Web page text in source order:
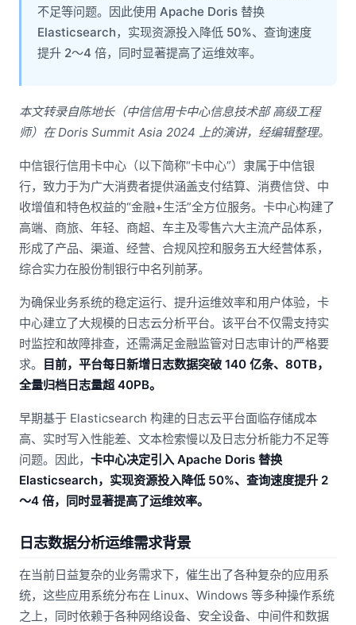
不足等问题。因此使用 Apache Doris 替换
Elasticsearch，实现资源投入降低 50%、查询速度
提升 2～4 倍，同时显著提高了运维效率。
本文转录自陈地长（中信信用卡中心信息技术部 高级工程
师）在 Doris Summit Asia 2024 上的演讲，经编辑整理。
中信银行信用卡中心（以下简称“卡中心”）隶属于中信银
行，致力于为广大消费者提供涵盖支付结算、消费信贷、中
收增值和特色权益的“金融+生活”全方位服务。卡中心构建了
高端、商旅、年轻、商超、车主及零售六大主流产品体系，
形成了产品、渠道、经营、合规风控和服务五大经营体系，
综合实力在股份制银行中名列前茅。
为确保业务系统的稳定运行、提升运维效率和用户体验，卡
中心建立了大规模的日志云分析平台。该平台不仅需支持实
时监控和故障排查，还需满足金融监管对日志审计的严格要
求。
目前，平台每日新增日志数据突破 140 亿条、80TB，
全量归档日志量超 40PB。
早期基于 Elasticsearch 构建的日志云平台面临存储成本
高、实时写入性能差、文本检索慢以及日志分析能力不足等
问题。因此， 卡中心决定引入 Apache Doris 替换
Elasticsearch，实现资源投入降低 50%、查询速度提升 2
～4 倍，同时显著提高了运维效率。
日志数据分析运维需求背景
在当前日益复杂的业务需求下，催生出了各种复杂的应用系
统，这些应用系统分布在 Linux、Windows 等多种操作系统
之上，同时依赖于各种网络设备、安全设备、中间件和数据